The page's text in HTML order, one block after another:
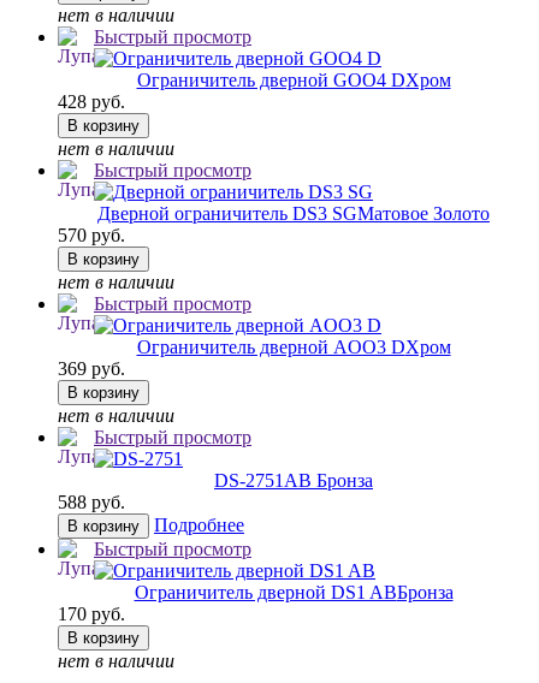
нет в наличии
Быстрый просмотр
Ограничитель дверной GOO4 DХром
428 руб.
В корзину
нет в наличии
Быстрый просмотр
Дверной ограничитель DS3 SGМатовое Золото
570 руб.
В корзину
нет в наличии
Быстрый просмотр
Ограничитель дверной AOO3 DХром
369 руб.
В корзину
нет в наличии
Быстрый просмотр
DS-2751 AB Бронза
588 руб.
В корзину
Подробнее
Быстрый просмотр
Ограничитель дверной DS1 ABБронза
170 руб.
В корзину
нет в наличии